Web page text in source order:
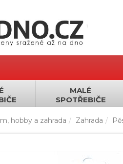
MALÉ
SPOTŘEBIČE
hobby a zahrada Zahrada